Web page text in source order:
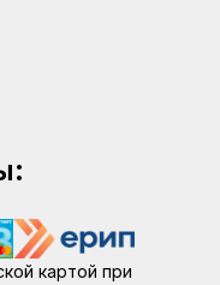
картой при